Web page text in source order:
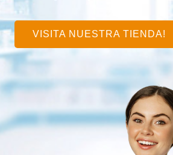
VISITA NUESTRA TIENDA!